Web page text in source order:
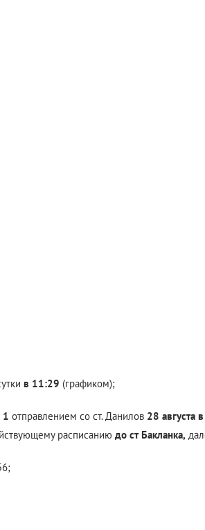
в 11:29 (графиком);
1 отправлением со ст. Данилов 28 августа
расписанию до ст Бакланка,